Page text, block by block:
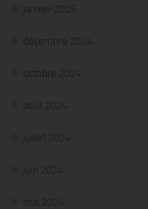
janvier 2025
décembre 2024
octobre 2024
août 2024
juillet 2024
juin 2024
mai 2024